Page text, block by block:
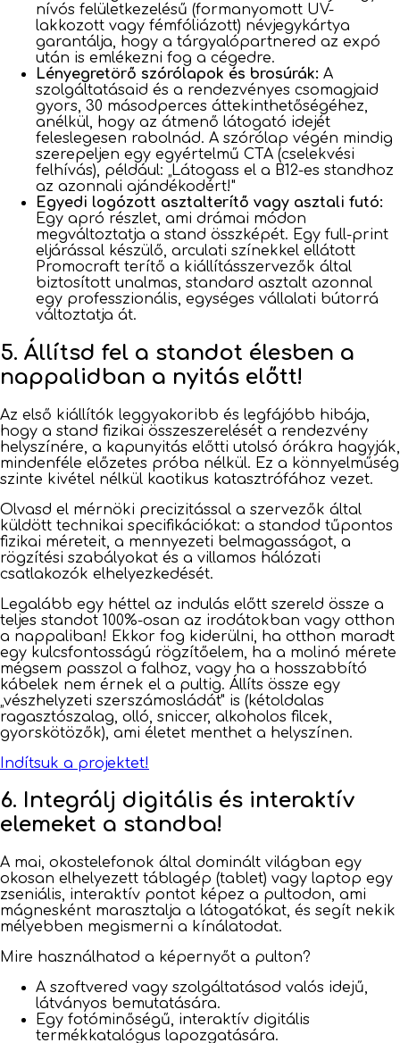
nívós felületkezelésű (formanyomott UV-
lakkozott vagy fémfóliázott) névjegykártya
garantálja, hogy a tárgyalópartnered az expó
után is emlékezni fog a cégedre.
Lényegretörő szórólapok és brosúrák: A
szolgáltatásaid és a rendezvényes csomagjaid
gyors, 30 másodperces áttekinthetőségéhez,
anélkül, hogy az átmenő látogató idejét
feleslegesen rabolnád. A szórólap végén mindig
szerepeljen egy egyértelmű CTA (cselekvési
felhívás), például: „Látogass el a B12-es standhoz
az azonnali ajándékodért!"
Egyedi logózott asztalterítő vagy asztali futó:
Egy apró részlet, ami drámai módon
megváltoztatja a stand összképét. Egy full-print
eljárással készülő, arculati színekkel ellátott
Promocraft terítő a kiállításszervezők által
biztosított unalmas, standard asztalt azonnal
egy professzionális, egységes vállalati bútorrá
változtatja át.
5. Állítsd fel a standot élesben a
nappalidban a nyitás előtt!
Az első kiállítók leggyakoribb és legfájóbb hibája,
hogy a stand fizikai összeszerelését a rendezvény
helyszínére, a kapunyitás előtti utolsó órákra hagyják,
mindenféle előzetes próba nélkül. Ez a könnyelműség
szinte kivétel nélkül kaotikus katasztrófához vezet.
Olvasd el mérnöki precizitással a szervezők által
küldött technikai specifikációkat: a standod tűpontos
fizikai méreteit, a mennyezeti belmagasságot, a
rögzítési szabályokat és a villamos hálózati
csatlakozók elhelyezkedését.
Legalább egy héttel az indulás előtt szereld össze a
teljes standot 100%-osan az irodátokban vagy otthon
a nappaliban! Ekkor fog kiderülni, ha otthon maradt
egy kulcsfontosságú rögzítőelem, ha a molinó mérete
mégsem passzol a falhoz, vagy ha a hosszabbító
kábelek nem érnek el a pultig. Állíts össze egy
„vészhelyzeti szerszámosládát" is (kétoldalas
ragasztószalag, olló, sniccer, alkoholos filcek,
gyorskötözők), ami életet menthet a helyszínen.
Indítsuk a projektet!
6. Integrálj digitális és interaktív
elemeket a standba!
A mai, okostelefonok által dominált világban egy
okosan elhelyezett táblagép (tablet) vagy laptop egy
zseniális, interaktív pontot képez a pultodon, ami
mágnesként marasztalja a látogatókat, és segít nekik
mélyebben megismerni a kínálatodat.
Mire használhatod a képernyőt a pulton?
A szoftvered vagy szolgáltatásod valós idejű,
látványos bemutatására.
Egy fotóminőségű, interaktív digitális
termékkatalógus lapozgatására.